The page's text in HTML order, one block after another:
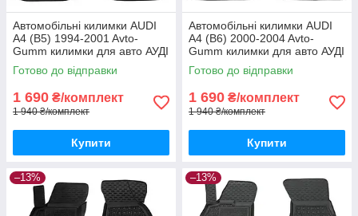
Автомобільні килимки AUDI
A4 (B5) 1994-2001 Avto-
Gumm килимки для авто АУДІ
А4 (Б5) 1994-2001 Автогум
Готово до відправки
1 690 ₴/комплект
1 940 ₴/комплект
Купити
Автомобільні килимки AUDI
A4 (B6) 2000-2004 Avto-
Gumm килимки для авто АУДІ
А4 (Б6) 2000-2004 Автогум
Готово до відправки
1 690 ₴/комплект
1 940 ₴/комплект
Купити
–13% –13%